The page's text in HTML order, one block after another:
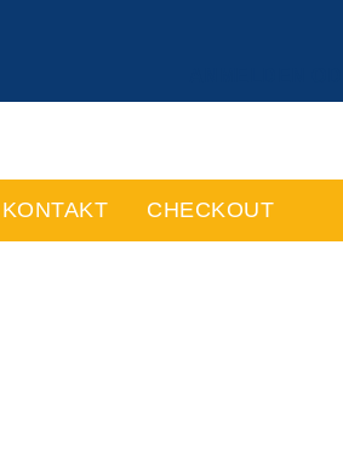
KONTAKT CHECKOUT